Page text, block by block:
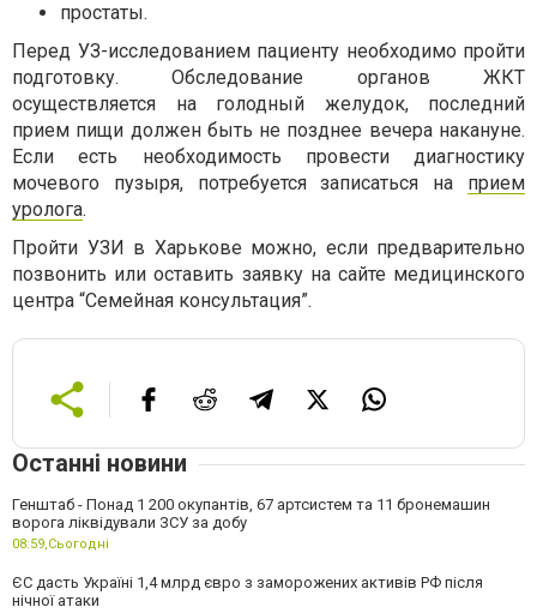
простаты.
Перед УЗ-исследованием пациенту необходимо пройти
подготовку. Обследование органов ЖКТ
осуществляется на голодный желудок, последний
прием пищи должен быть не позднее вечера накануне.
Если есть необходимость провести диагностику
мочевого пузыря, потребуется записаться на прием
уролога.
Пройти УЗИ в Харькове можно, если предварительно
позвонить или оставить заявку на сайте медицинского
центра “Семейная консультация”.
Останні новини
Генштаб - Понад 1 200 окупантів, 67 артсистем та 11 бронемашин
ворога ліквідували ЗСУ за добу
08:59,Сьогодні
ЄС дасть Україні 1,4 млрд євро з заморожених активів РФ після
нічної атаки